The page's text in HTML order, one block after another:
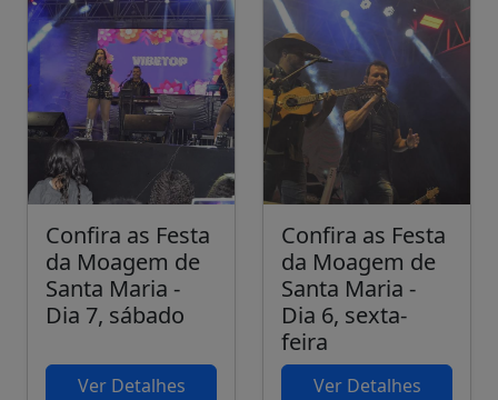
Confira as Festa
da Moagem de
Santa Maria -
Dia 7, sábado
Ver Detalhes
Confira as Festa
da Moagem de
Santa Maria -
Dia 6, sexta-
feira
Ver Detalhes